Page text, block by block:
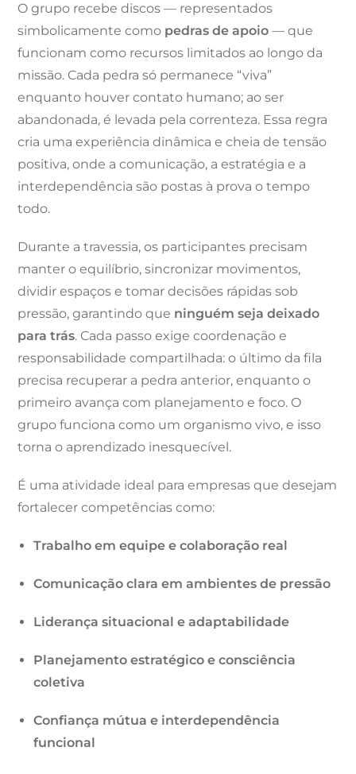
O grupo recebe discos — representados
simbolicamente como pedras de apoio — que
funcionam como recursos limitados ao longo da
missão. Cada pedra só permanece “viva”
enquanto houver contato humano; ao ser
abandonada, é levada pela correnteza. Essa regra
cria uma experiência dinâmica e cheia de tensão
positiva, onde a comunicação, a estratégia e a
interdependência são postas à prova o tempo
todo.
Durante a travessia, os participantes precisam
manter o equilíbrio, sincronizar movimentos,
dividir espaços e tomar decisões rápidas sob
pressão, garantindo que ninguém seja deixado
para trás. Cada passo exige coordenação e
responsabilidade compartilhada: o último da fila
precisa recuperar a pedra anterior, enquanto o
primeiro avança com planejamento e foco. O
grupo funciona como um organismo vivo, e isso
torna o aprendizado inesquecível.
É uma atividade ideal para empresas que desejam
fortalecer competências como:
Trabalho em equipe e colaboração real
Comunicação clara em ambientes de pressão
Liderança situacional e adaptabilidade
Planejamento estratégico e consciência
coletiva
Confiança mútua e interdependência
funcional